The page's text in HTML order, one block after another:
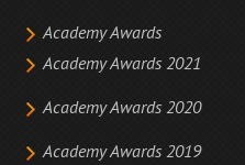
Academy Awards
Academy Awards 2021
Academy Awards 2020
Academy Awards 2019